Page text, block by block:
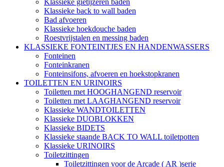
Klassieke back to wall baden
Bad afvoeren
Klassieke hoekdouche baden
Roestvrijstalen en messing baden
KLASSIEKE FONTEINTJES EN HANDENWASSERS
Fonteinen
Fonteinkranen
Fonteinsifons, afvoeren en hoekstopkranen
TOILETTEN EN URINOIRS
Toiletten met HOOGHANGEND reservoir
Toiletten met LAAGHANGEND reservoir
Klassieke WANDTOILETTEN
Klassieke DUOBLOKKEN
Klassieke BIDETS
Klassieke staande BACK TO WALL toiletpotten
Klassieke URINOIRS
Toiletzittingen
Toiletzittingen voor de Arcade ( AR )serie